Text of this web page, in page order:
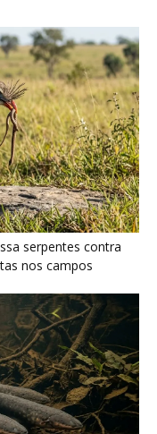
em grupo para
de peixes